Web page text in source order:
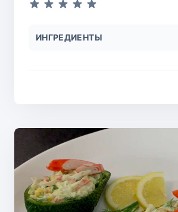
ИНГРЕДИЕНТЫ